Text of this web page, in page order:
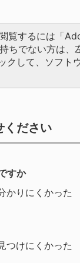
覧するには「
ちでない方は
クして、ソフト
ください
すか
かりにくかった
つけにくかった